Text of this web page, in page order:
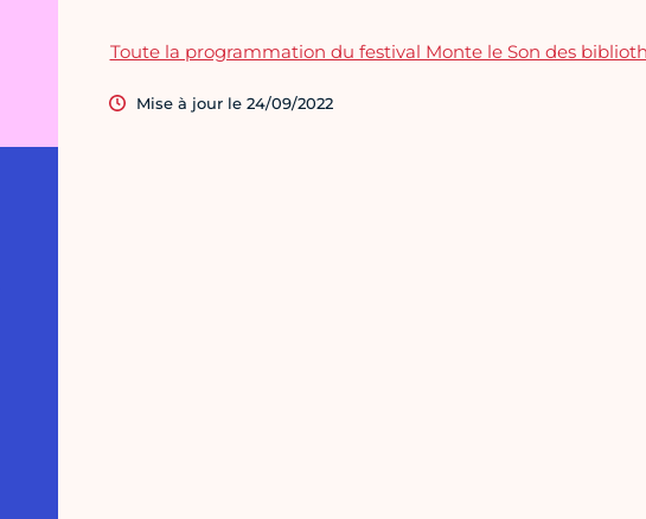
Toute la programmation du festival Monte le Son des
Mise à jour le 24/09/2022